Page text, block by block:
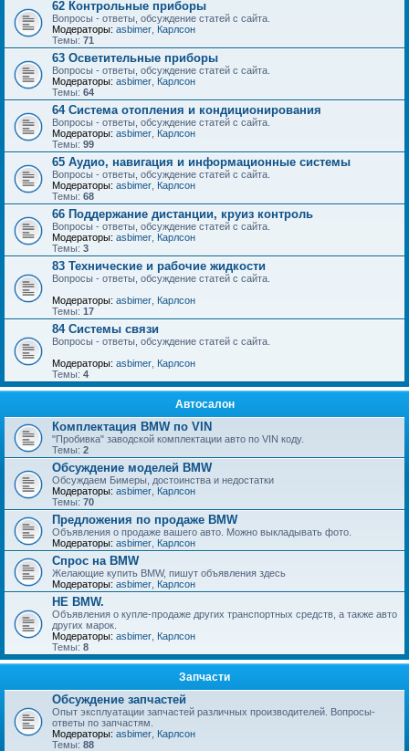
62 Контрольные приборы
Вопросы - ответы, обсуждение статей с сайта.
Модераторы: asbimer Карлсон
Темы: 71
63 Осветительные приборы
Вопросы - ответы, обсуждение статей с сайта.
Модераторы: asbimer Карлсон
Темы: 64
64 Система отопления и кондиционирования
Вопросы - ответы, обсуждение статей с сайта.
Модераторы: asbimer Карлсон
Темы: 99
65 Аудио, навигация и информационные системы
Вопросы - ответы, обсуждение статей с сайта.
Модераторы: asbimer Карлсон
Темы: 68
66 Поддержание дистанции, круиз контроль
Вопросы - ответы, обсуждение статей с сайта.
Модераторы: asbimer Карлсон
Темы: 3
83 Технические и рабочие жидкости
Вопросы - ответы, обсуждение статей с сайта.
Модераторы: asbimer Карлсон
Темы: 17
84 Системы связи
Вопросы - ответы, обсуждение статей с сайта.
Модераторы: asbimer Карлсон
Темы: 4
Автосалон
Комплектация BMW по VIN
"Пробивка" заводской комплектации авто по VIN коду.
Темы: 2
Обсуждение моделей BMW
Обсуждаем Бимеры, достоинства и недостатки
Модераторы: asbimer Карлсон
Темы: 70
Предложения по продаже BMW
Объявления о продаже вашего авто. Можно выкладывать фото.
Модераторы: asbimer Карлсон
Спрос на BMW
Желающие купить BMW, пишут объявления здесь
Модераторы: asbimer Карлсон
НЕ BMW.
Объявления о купле-продаже других транспортных средств, а также авто
других марок.
Модераторы: asbimer Карлсон
Темы: 8
Запчасти
Обсуждение запчастей
Опыт эксплуатации запчастей различных производителей. Вопросы-
ответы по запчастям.
Модераторы: asbimer Карлсон
Темы: 88